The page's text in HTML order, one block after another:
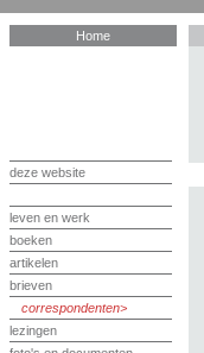
Home
deze website
leven en werk
boeken
artikelen
brieven
correspondenten
lezingen